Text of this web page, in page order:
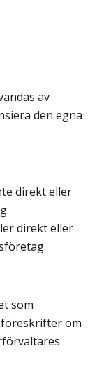
av
den egna
direkt eller
direkt eller
som
om